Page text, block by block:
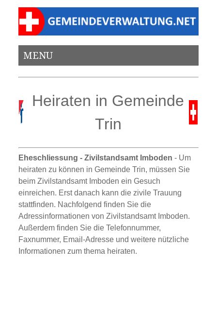
MENU
Heiraten in Gemeinde
Trin
Eheschliessung - Zivilstandsamt Imboden- Um
heiraten zu können in Gemeinde Trin, müssen Sie
beim Zivilstandsamt Imboden ein Gesuch
einreichen. Erst danach kann die zivile Trauung
stattfinden. Nachfolgend finden Sie die
Adressinformationen von Zivilstandsamt Imboden.
Außerdem finden Sie die Telefonnummer,
Faxnummer, Email-Adresse und weitere nützliche
Informationen zum thema heiraten.